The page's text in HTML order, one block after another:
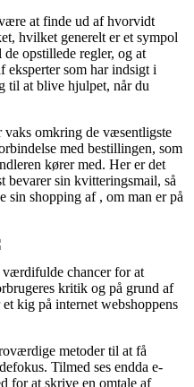
at finde ud af hvorvidt
hvilket generelt er et sympol
opstillede regler, og at
eksperter som har indsigt i
til at blive hjulpet, når du
vaks omkring de væsentligste
med bestillingen, som
kører med. Her er det
bevarer sin kvitteringsmail, så
sin shopping af , om man er på
chancer for at
kritik og på grund af
kig på internet webshoppens
metoder til at få
Tilmed ses endda e-
for at skrive en omtale af